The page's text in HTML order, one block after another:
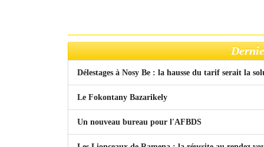
Délestages à Nosy Be : la hausse du tarif serait la
Le Fokontany Bazarikely
Un nouveau bureau pour l'AFBDS